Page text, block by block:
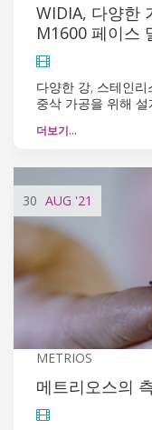
WIDIA, 다양한
M1600 페이스
다양한 강, 스테인
중삭 가공을 위해
더보기…
30 AUG '21
METRIOS
메트리오스의